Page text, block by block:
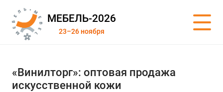
МЕБЕЛЬ-2026
23–26 ноября
«Винилторг»: оптовая продажа
искусственной кожи